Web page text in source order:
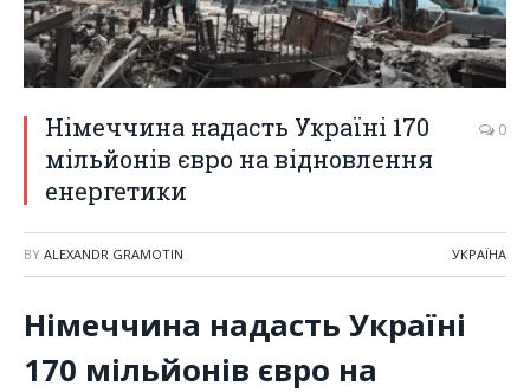
Німеччина надасть Україні 170
мільйонів євро на відновлення
енергетики
0
BY ALEXANDR GRAMOTIN УКРАЇНА
Німеччина надасть Україні
170 мільйонів євро на